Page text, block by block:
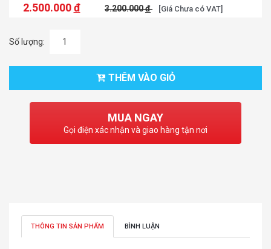
2.500.000đ 3.200.000đ [Giá Chưa có VAT]
Số lượng:
THÊM VÀO GIỎ
MUA NGAY
Gọi điện xác nhận và giao hàng tận nơi
THÔNG TIN SẢN PHẨM BÌNH LUẬN